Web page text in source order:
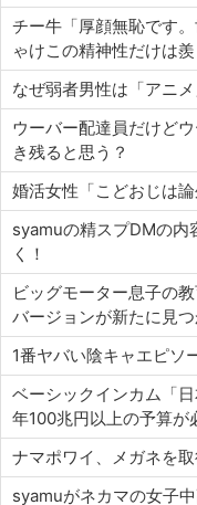
チー牛「厚顔無恥です
ゃけこの精神性だけは
なぜ弱者男性は「アニ
ウーバー配達員だけど
き残ると思う？
婚活女性「こどおじは論
syamuの精スプDMの内
く！
ビッグモーター息子の
バージョンが新たに見つ
1番ヤバい陰キャエピソ
ベーシックインカム「
年100兆円以上の予算
ナマポワイ、メガネを
syamuがネカマの女子